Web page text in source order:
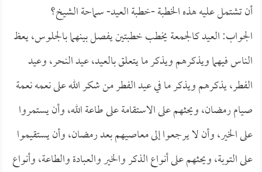
أن تشتمل عليه هذه الخطبة -خطبة العيد- سماحة الشيخ؟
الجواب: العيد كالجمعة يخطب خطبتين يفصل بينهما بالجلوس، يعظ
الناس فيهما ويذكرهم ويذكر ما يتعلق بالعيد، عيد النحر، وعيد
الفطر، يذكرهم ويذكر ما في عيد الفطر من شكر الله على نعمه نعمة
صيام رمضان، ويحثهم على الاستقامة على طاعة الله، وأن يستمروا
على الخير، وأن لا يرجعوا إلى معاصيهم بعد رمضان، وأن يستقيموا
على التوبة، ويحثهم على أنواع الذكر والخير والعبادة والطاعة، وأنواع